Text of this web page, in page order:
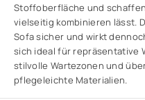
Stoffoberfläche und
vielseitig kombinieren lässt.
Sofa sicher und wirkt
sich ideal für repräsentative
stilvolle Wartezonen und
pflegeleichte Materialien.